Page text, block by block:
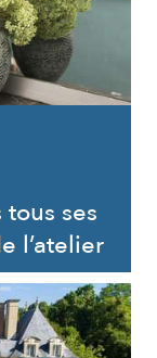
ses
l’atelier